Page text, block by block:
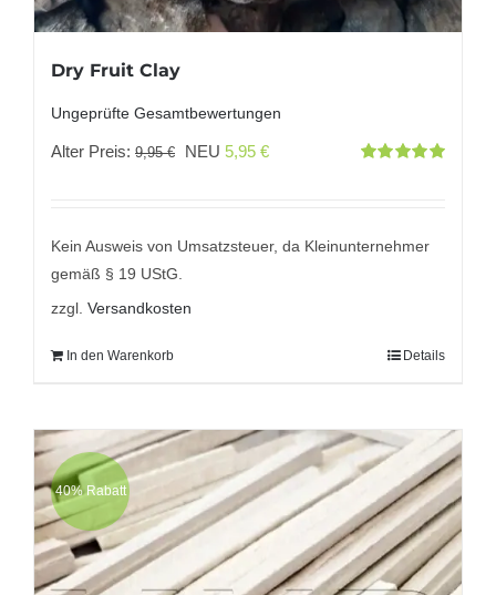
Dry Fruit Clay
Ungeprüfte Gesamtbewertungen
Alter Preis: 9,95€
Ursprünglicher
9,95 €
NEU 5,95 €Aktueller
5,95 €.
Kein Ausweis von Umsatzsteuer, da Kleinunternehmer
gemäß § 19 UStG.
zzgl. Versandkosten
In den Warenkorb Details
40% Rabatt